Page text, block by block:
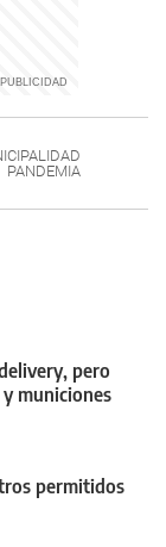
PANDEMIA
pero
municiones
permitidos